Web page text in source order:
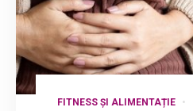
FITNESS ȘI ALIMENTAȚIE